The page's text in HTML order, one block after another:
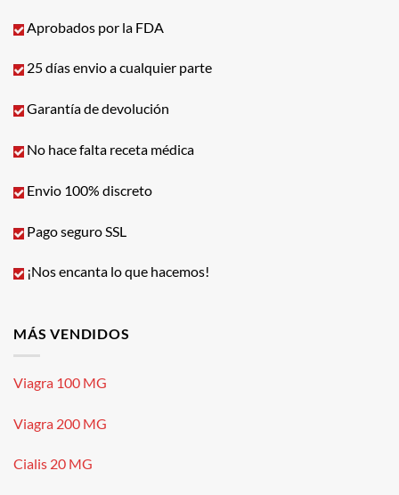
Aprobados por la FDA
25 días envio a cualquier parte
Garantía de devolución
No hace falta receta médica
Envio 100% discreto
Pago seguro SSL
¡Nos encanta lo que hacemos!
MÁS VENDIDOS
Viagra 100 MG
Viagra 200 MG
Cialis 20 MG